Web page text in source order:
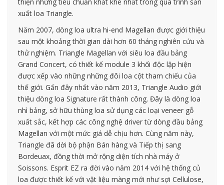
xuất loa Triangle.
Năm 2007, dòng loa ultra hi-end Magellan được giới thiệu
sau một khoảng thời gian dài hơn 60 tháng nghiên cứu và
thử nghiệm. Triangle Magellan với siêu loa đầu bảng
Grand Concert, có thiết kế module 3 khối độc lập hiện
được xếp vào những những đôi loa cột tham chiếu của
thế giới. Gấn đây nhất vào năm 2013, Triangle Audio giới
thiệu dòng loa Signature rất thành công. Đây là dòng loa
nhì bảng, sở hữu thùng loa sử dụng các loại veneer gỗ
xuất sắc, kết hợp các công nghệ driver từ dòng đầu bảng
Magellan với một mức giá dễ chịu hơn. Cùng năm này,
Triangle đã dời bộ phận Bán hàng và Tiếp thị sang
Bordeuax, đồng thời mở rộng diện tích nhà máy ở
Soissons. Esprit EZ ra đời vào năm 2014 với hệ thống củ
loa được thiết kế với vật liệu màng mới như sợi Cellulose,